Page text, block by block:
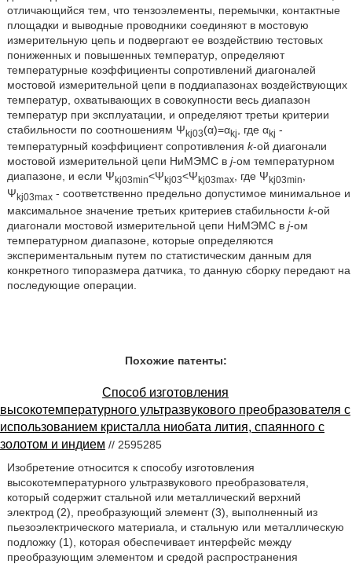
отличающийся тем, что тензоэлементы, перемычки, контактные
площадки и выводные проводники соединяют в мостовую
измерительную цепь и подвергают ее воздействию тестовых
пониженных и повышенных температур, определяют
температурные коэффициенты сопротивлений диагоналей
мостовой измерительной цепи в поддиапазонах воздействующих
температур, охватывающих в совокупности весь диапазон
температур при эксплуатации, и определяют третьи критерии
стабильности по соотношениям Ψkj03(α)=αkj , где αkj -
температурный коэффициент сопротивления k-ой диагонали
мостовой измерительной цепи НиМЭМС в j-ом температурном
диапазоне, и если Ψ kj03min<Ψ kj03<Ψ kj03max, где Ψ kj03min,
Ψkj03max- соответственно предельно допустимое минимальное и
максимальное значение третьих критериев стабильности k-ой
диагонали мостовой измерительной цепи НиМЭМС в j-ом
температурном диапазоне, которые определяются
экспериментальным путем по статистическим данным для
конкретного типоразмера датчика, то данную сборку передают на
последующие операции.
Похожие патенты:
Способ изготовления
высокотемпературного ультразвукового преобразователя с
использованием кристалла ниобата лития, спаянного с
золотом и индием // 2595285
Изобретение относится к способу изготовления
высокотемпературного ультразвукового преобразователя,
который содержит стальной или металлический верхний
электрод (2), преобразующий элемент (3), выполненный из
пьезоэлектрического материала, и стальную или металлическую
подложку (1), которая обеспечивает интерфейс между
преобразующим элементом и средой распространения